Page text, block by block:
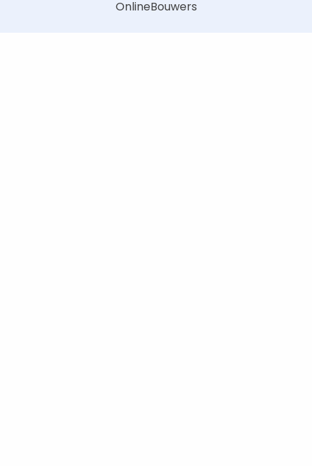
OnlineBouwers